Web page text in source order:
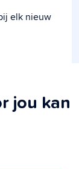
elk nieuw
jou kan